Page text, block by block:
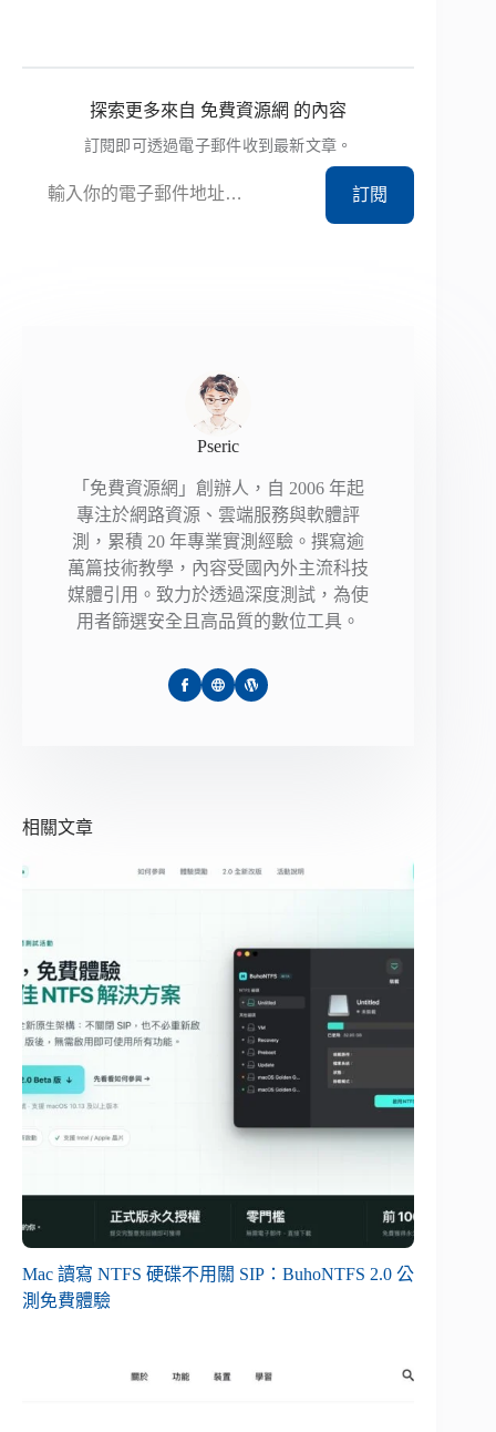
探索更多來自 免費資源網 的內容
訂閱即可透過電子郵件收到最新文章。
訂閱
Pseric
「免費資源網」創辦人，自 2006 年起
專注於網路資源、雲端服務與軟體評
測，累積 20 年專業實測經驗。撰寫逾
萬篇技術教學，內容受國內外主流科技
媒體引用。致力於透過深度測試，為使
用者篩選安全且高品質的數位工具。
相關文章
Mac 讀寫 NTFS 硬碟不用關 SIP：BuhoNTFS 2.0 公
測免費體驗